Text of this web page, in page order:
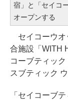
宿」と「セイコ
オープンする
セイコーウオ
合施設「WITH
コーブティッ
スブティック
「セイコーブ